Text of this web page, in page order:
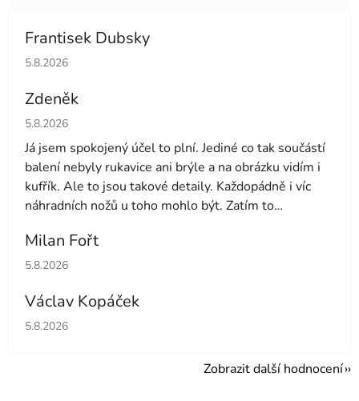
Frantisek Dubsky
Hodnocení obchodu je 5 z 5 hvězdiček.
5.8.2026
Zdeněk
Hodnocení obchodu je 4 z 5 hvězdiček.
5.8.2026
Já jsem spokojený účel to plní. Jediné co tak součástí
balení nebyly rukavice ani brýle a na obrázku vidím i
kufřík. Ale to jsou takové detaily. Každopádně i víc
náhradních nožů u toho mohlo být. Zatím to
Milan Fořt
Hodnocení obchodu je 5 z 5 hvězdiček.
5.8.2026
Václav Kopáček
Hodnocení obchodu je 5 z 5 hvězdiček.
5.8.2026
Zobrazit další hodnocení